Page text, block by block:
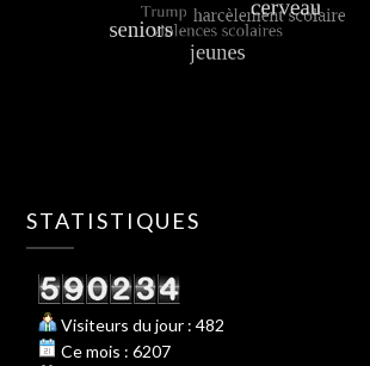
STATISTIQUES
Visiteurs du jour : 482
Ce mois : 6207